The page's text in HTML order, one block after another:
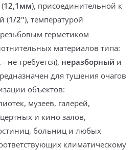
(12,1мм), присоединительной к
(1/2"), температурой
резьбовым герметиком
материалов типа:
. - не требуется), неразборный и
для тушения очагов
объектов:
музеев, галерей,
и кино залов,
больниц и любых
климатическому